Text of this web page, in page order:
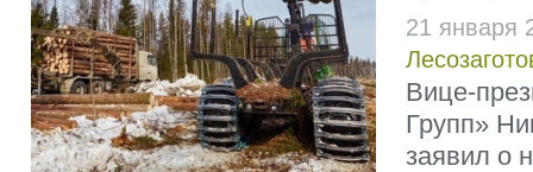
21 января
Вице-
Групп»
заявил о